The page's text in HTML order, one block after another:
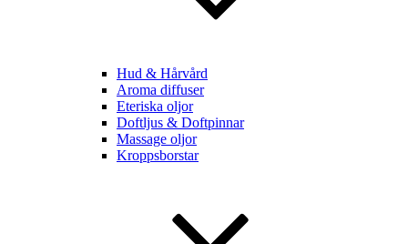
Hud & Hårvård
Aroma diffuser
Eteriska oljor
Doftljus & Doftpinnar
Massage oljor
Kroppsborstar